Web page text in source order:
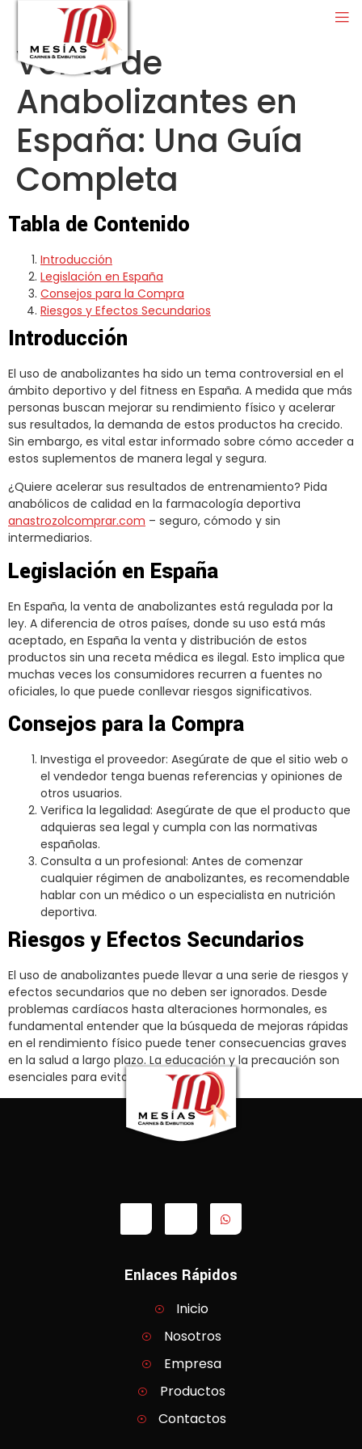
Venta de
Anabolizantes en
España: Una Guía
Completa
Tabla de Contenido
Introducción
Legislación en España
Consejos para la Compra
Riesgos y Efectos Secundarios
Introducción
El uso de anabolizantes ha sido un tema controversial en el
ámbito deportivo y del fitness en España. A medida que más
personas buscan mejorar su rendimiento físico y acelerar
sus resultados, la demanda de estos productos ha crecido.
Sin embargo, es vital estar informado sobre cómo acceder a
estos suplementos de manera legal y segura.
¿Quiere acelerar sus resultados de entrenamiento? Pida
anabólicos de calidad en la farmacología deportiva
anastrozolcomprar.com – seguro, cómodo y sin
intermediarios.
Legislación en España
En España, la venta de anabolizantes está regulada por la
ley. A diferencia de otros países, donde su uso está más
aceptado, en España la venta y distribución de estos
productos sin una receta médica es ilegal. Esto implica que
muchas veces los consumidores recurren a fuentes no
oficiales, lo que puede conllevar riesgos significativos.
Consejos para la Compra
Investiga el proveedor: Asegúrate de que el sitio web o
el vendedor tenga buenas referencias y opiniones de
otros usuarios.
Verifica la legalidad: Asegúrate de que el producto que
adquieras sea legal y cumpla con las normativas
españolas.
Consulta a un profesional: Antes de comenzar
cualquier régimen de anabolizantes, es recomendable
hablar con un médico o un especialista en nutrición
deportiva.
Riesgos y Efectos Secundarios
El uso de anabolizantes puede llevar a una serie de riesgos y
efectos secundarios que no deben ser ignorados. Desde
problemas cardíacos hasta alteraciones hormonales, es
fundamental entender que la búsqueda de mejoras rápidas
en el rendimiento físico puede tener consecuencias graves
en la salud a largo plazo. La educación y la precaución son
esenciales para evitar estos riesgos.
Enlaces Rápidos
Inicio
Nosotros
Empresa
Productos
Contactos